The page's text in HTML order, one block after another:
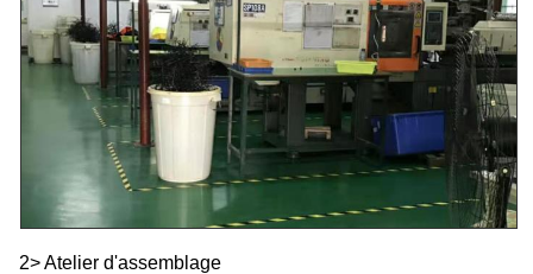
2> Atelier d'assemblage